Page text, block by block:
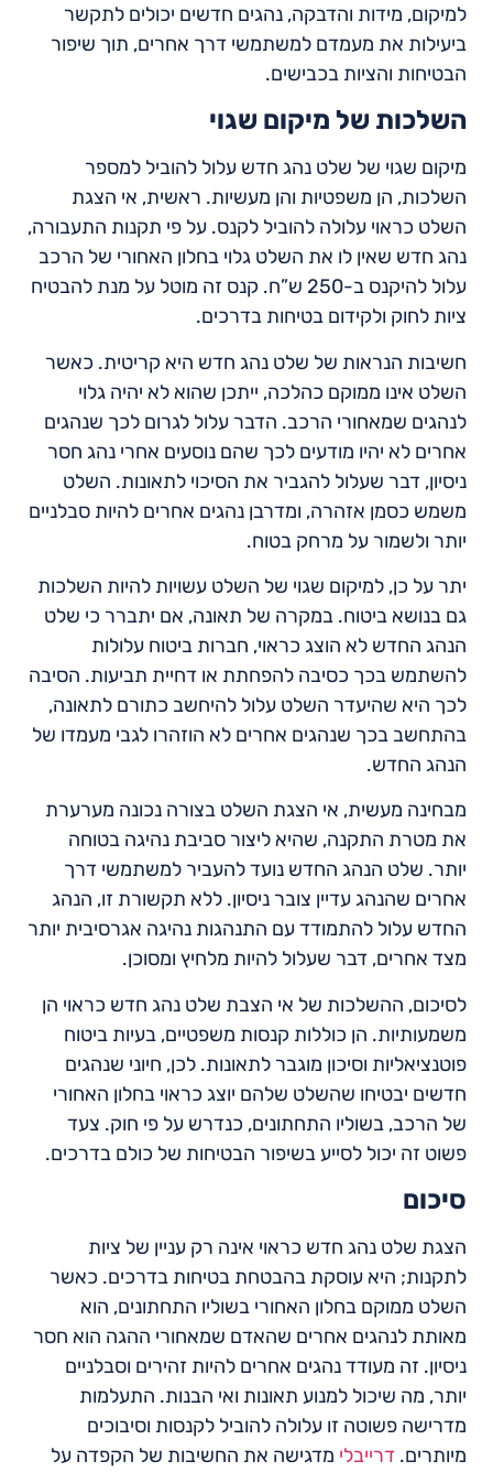
למיקום, מידות והדבקה, נהגים חדשים יכולים לתקשר
ביעילות את מעמדם למשתמשי דרך אחרים, תוך שיפור
הבטיחות והציות בכבישים.
השלכות של מיקום שגוי
מיקום שגוי של שלט נהג חדש עלול להוביל למספר
השלכות, הן משפטיות והן מעשיות. ראשית, אי הצגת
השלט כראוי עלולה להוביל לקנס. על פי תקנות התעבורה,
נהג חדש שאין לו את השלט גלוי בחלון האחורי של הרכב
עלול להיקנס ב-250 ש”ח. קנס זה מוטל על מנת להבטיח
ציות לחוק ולקידום בטיחות בדרכים.
חשיבות הנראות של שלט נהג חדש היא קריטית. כאשר
השלט אינו ממוקם כהלכה, ייתכן שהוא לא יהיה גלוי
לנהגים שמאחורי הרכב. הדבר עלול לגרום לכך שנהגים
אחרים לא יהיו מודעים לכך שהם נוסעים אחרי נהג חסר
ניסיון, דבר שעלול להגביר את הסיכוי לתאונות. השלט
משמש כסמן אזהרה, ומדרבן נהגים אחרים להיות סבלניים
יותר ולשמור על מרחק בטוח.
יתר על כן, למיקום שגוי של השלט עשויות להיות השלכות
גם בנושא ביטוח. במקרה של תאונה, אם יתברר כי שלט
הנהג החדש לא הוצג כראוי, חברות ביטוח עלולות
להשתמש בכך כסיבה להפחתת או דחיית תביעות. הסיבה
לכך היא שהיעדר השלט עלול להיחשב כתורם לתאונה,
בהתחשב בכך שנהגים אחרים לא הוזהרו לגבי מעמדו של
הנהג החדש.
מבחינה מעשית, אי הצגת השלט בצורה נכונה מערערת
את מטרת התקנה, שהיא ליצור סביבת נהיגה בטוחה
יותר. שלט הנהג החדש נועד להעביר למשתמשי דרך
אחרים שהנהג עדיין צובר ניסיון. ללא תקשורת זו, הנהג
החדש עלול להתמודד עם התנהגות נהיגה אגרסיבית יותר
מצד אחרים, דבר שעלול להיות מלחיץ ומסוכן.
לסיכום, ההשלכות של אי הצבת שלט נהג חדש כראוי הן
משמעותיות. הן כוללות קנסות משפטיים, בעיות ביטוח
פוטנציאליות וסיכון מוגבר לתאונות. לכן, חיוני שנהגים
חדשים יבטיחו שהשלט שלהם יוצג כראוי בחלון האחורי
של הרכב, בשוליו התחתונים, כנדרש על פי חוק. צעד
פשוט זה יכול לסייע בשיפור הבטיחות של כולם בדרכים.
סיכום
הצגת שלט נהג חדש כראוי אינה רק עניין של ציות
לתקנות; היא עוסקת בהבטחת בטיחות בדרכים. כאשר
השלט ממוקם בחלון האחורי בשוליו התחתונים, הוא
מאותת לנהגים אחרים שהאדם שמאחורי ההגה הוא חסר
ניסיון. זה מעודד נהגים אחרים להיות זהירים וסבלניים
יותר, מה שיכול למנוע תאונות ואי הבנות. התעלמות
מדרישה פשוטה זו עלולה להוביל לקנסות וסיבוכים
מיותרים. דרייבלי מדגישה את החשיבות של הקפדה על